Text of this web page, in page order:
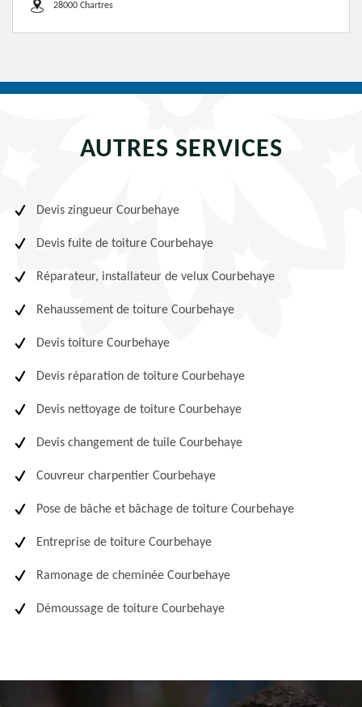
28000 Chartres
AUTRES SERVICES
Devis zingueur Courbehaye
Devis fuite de toiture Courbehaye
Réparateur, installateur de velux Courbehaye
Rehaussement de toiture Courbehaye
Devis toiture Courbehaye
Devis réparation de toiture Courbehaye
Devis nettoyage de toiture Courbehaye
Devis changement de tuile Courbehaye
Couvreur charpentier Courbehaye
Pose de bâche et bâchage de toiture Courbehaye
Entreprise de toiture Courbehaye
Ramonage de cheminée Courbehaye
Démoussage de toiture Courbehaye